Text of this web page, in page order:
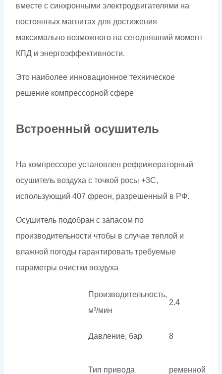
вместе с синхронными электродвигателями на
постоянных магнитах для достижения
максимально возможного на сегодняшний момент
КПД и энергоэффективности.
Это наиболее инновационное техническое
решение компрессорной сфере
Встроенный осушитель
На компрессоре установлен рефрижераторный
осушитель воздуха с точкой росы +3С,
использующий 407 фреон, разрешенный в РФ.
Осушитель подобран с запасом по
производительности чтобы в случае теплой и
влажной погоды гарантировать требуемые
параметры очистки воздуха
Производительность,
м³/мин
2.4
Давление, бар 8
Тип привода ременной